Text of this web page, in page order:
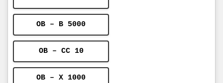
OB – B 5000
OB – CC 10
OB – X 1000